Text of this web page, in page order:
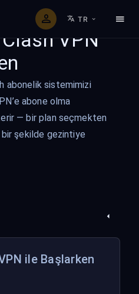
TR
VPN
abonelik sistemimizi
abone olma
— bir plan seçmekten
şekilde gezintiye
ile Başlarken